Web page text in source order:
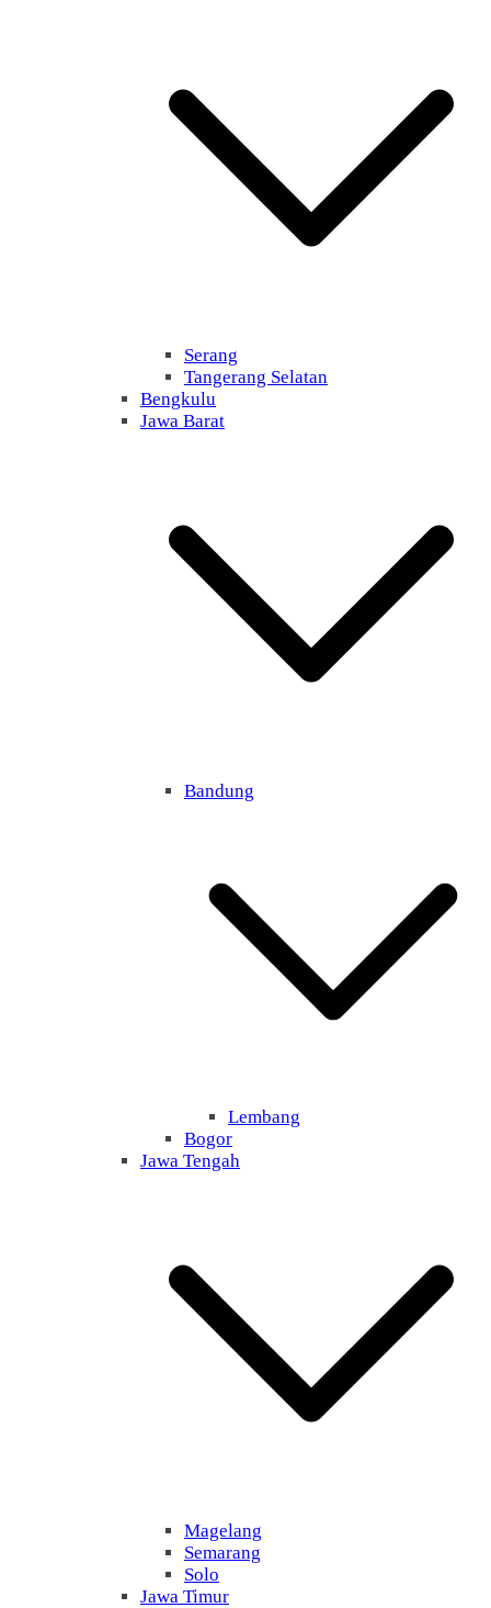
Serang
Tangerang Selatan
Bengkulu
Jawa Barat
Bandung
Lembang
Bogor
Jawa Tengah
Magelang
Semarang
Solo
Jawa Timur